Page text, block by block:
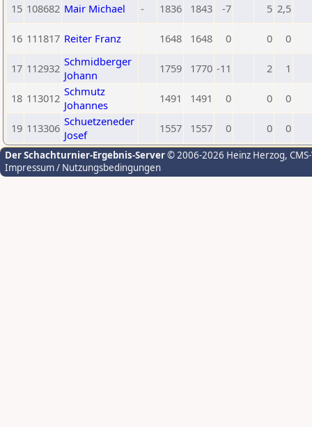
15 108682 Mair Michael - 1836 1843 -7 5 2,5
16 111817 Reiter Franz 1648 1648 0 0 0
17 112932 Schmidberger
Johann
1759 1770 -11 2 1
18 113012 Schmutz
Johannes
1491 1491 0 0 0
19 113306 Schuetzeneder
Josef
1557 1557 0 0 0
Der Schachturnier-Ergebnis-Server© 2006-2026 Heinz Herzog,
Impressum / Nutzungsbedingungen